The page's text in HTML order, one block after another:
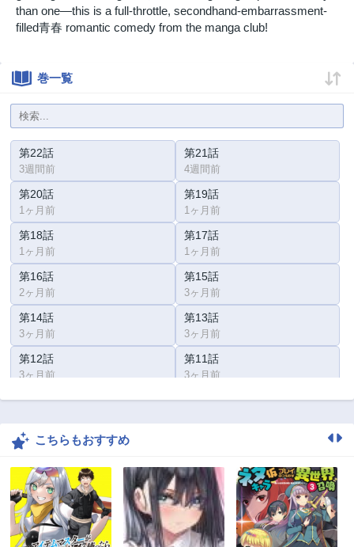
than one—this is a full-throttle, secondhand-embarrassment-
filled青春 romantic comedy from the manga club!
巻一覧
第22話
3週間前
第21話
4週間前
第20話
1ヶ月前
第19話
1ヶ月前
第18話
1ヶ月前
第17話
1ヶ月前
第16話
2ヶ月前
第15話
3ヶ月前
第14話
3ヶ月前
第13話
3ヶ月前
第12話
3ヶ月前
第11話
3ヶ月前
第10話 第9話
第8話
第6話
3ヶ月前
第5話
3ヶ月前
第4話
3ヶ月前
第3話
3ヶ月前
こちらもおすすめ